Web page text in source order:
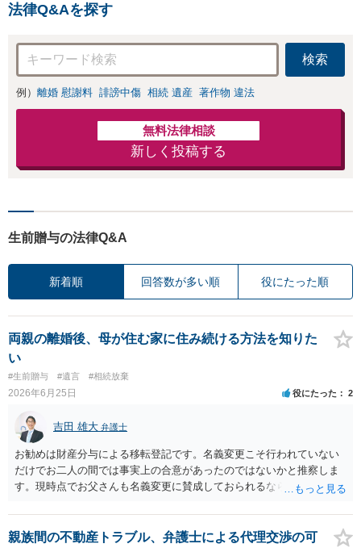
法律Q&Aを探す
検索
例） 離婚 慰謝料 誹謗中傷 相続 遺産 著作物 違法
無料法律相談
新しく投稿する
生前贈与の法律Q&A
新着順 回答数が多い順 役にたった順
両親の離婚後、母が住む家に住み続ける方法を知りた
い
#生前贈与 #遺言 #相続放棄
2026年6月25日 役にたった 2
吉田 雄大 弁護士
お勧めは財産分与による移転登記です。名義変更こそ行われていない
だけでお二人の間では事実上の合意があったのではないかと推察しま
す。現時点でお父さんも名義変更に賛成しておられるなら尚更です。
すぐれた方法と思います。
親族間の不動産トラブル、弁護士による代理交渉の可